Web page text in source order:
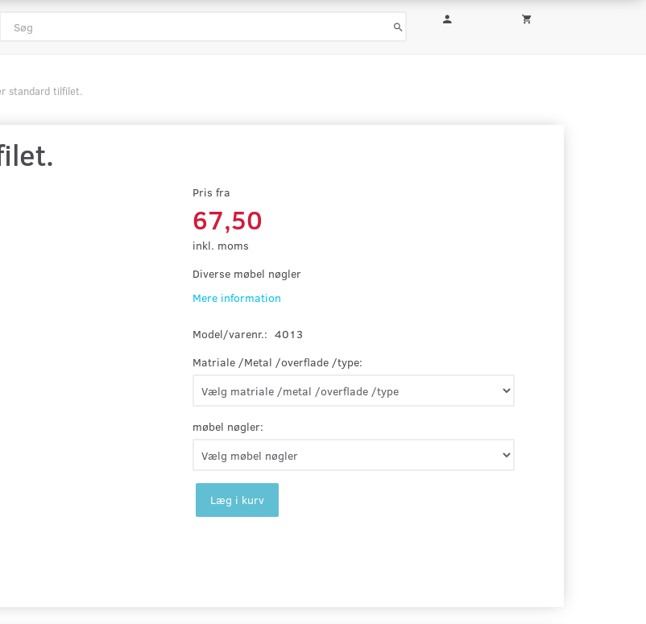
standard tilfilet.
Pris fra
67,50
inkl. moms
Diverse møbel nøgler
Mere information
Model/varenr.: 4013
Matriale /Metal /overflade /type:
møbel nøgler:
Læg i kurv